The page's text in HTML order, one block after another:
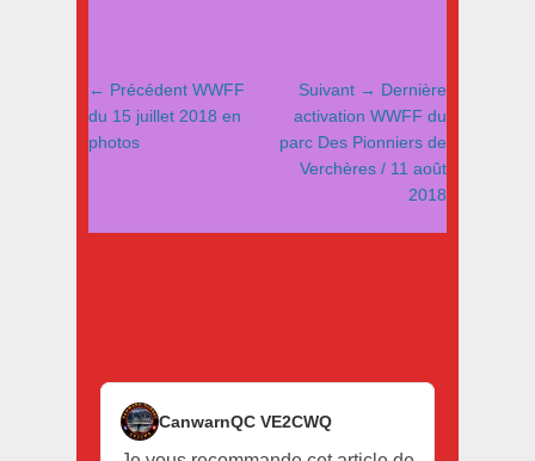
Navigation
de
l’article
← Précédent Article
précédent
WWFF
du 15 juillet 2018 en
photos
Suivant → Article
suivant
:
Dernière
activation WWFF du
parc Des Pionniers de
Verchères / 11 août
2018
CanwarnQC VE2CWQ